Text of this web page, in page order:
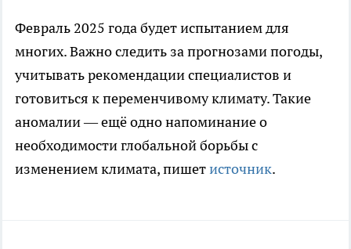
Февраль 2025 года будет испытанием для
многих. Важно следить за прогнозами погоды,
учитывать рекомендации специалистов и
готовиться к переменчивому климату. Такие
аномалии — ещё одно напоминание о
необходимости глобальной борьбы с
изменением климата, пишетисточник.